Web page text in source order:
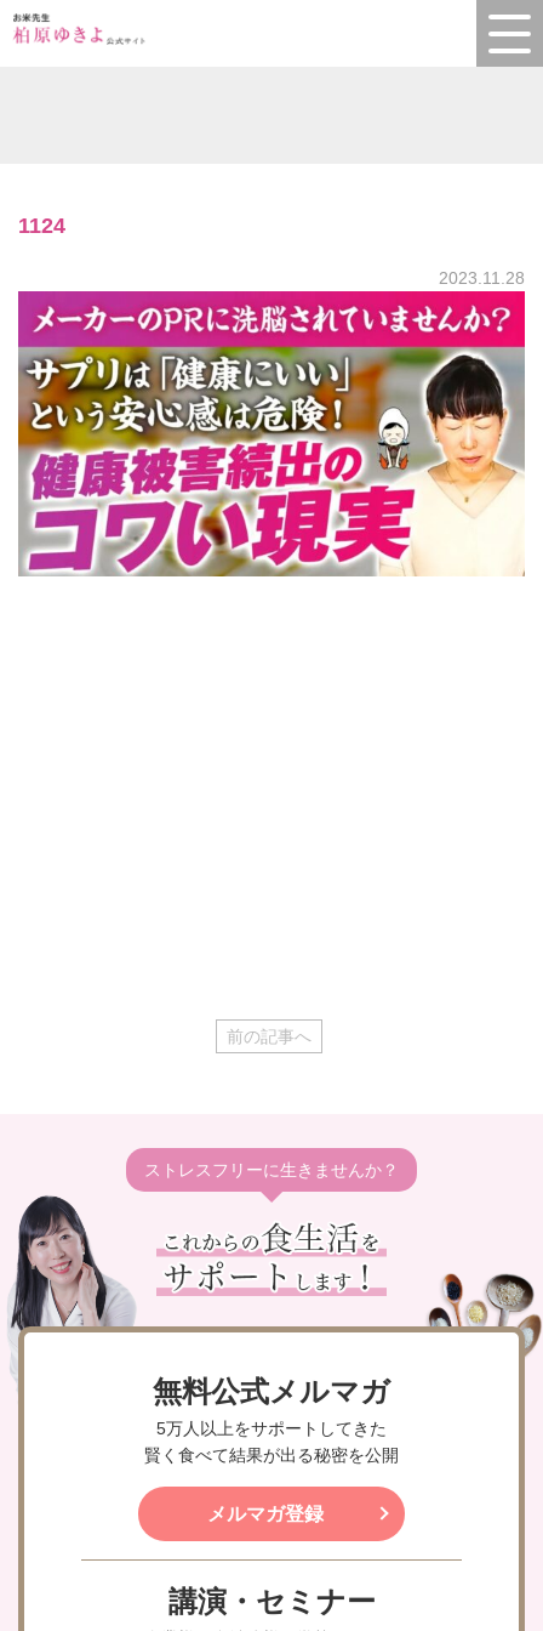
1124
2023.11.28
前の記事へ
ストレスフリーに生きませんか？
無料公式メルマガ
5万人以上をサポートしてきた
賢く食べて結果が出る秘密を公開
メルマガ登録
講演・セミナー